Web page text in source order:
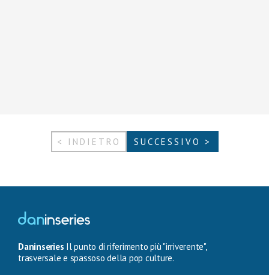
< INDIETRO SUCCESSIVO >
Daninseries Il punto di riferimento più "irriverente",
trasversale e spassoso della pop culture.